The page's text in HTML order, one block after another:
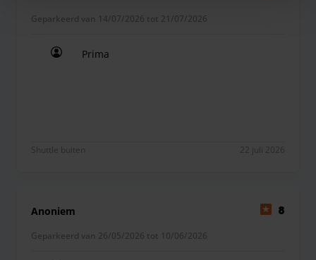
Geparkeerd van 14/07/2026 tot 21/07/2026
Prima
Shuttle buiten 22 juli 2026
Anoniem 8
Geparkeerd van 26/05/2026 tot 10/06/2026